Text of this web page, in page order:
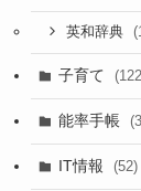
英和辞典
子育て
能率手帳
IT情報 (52)